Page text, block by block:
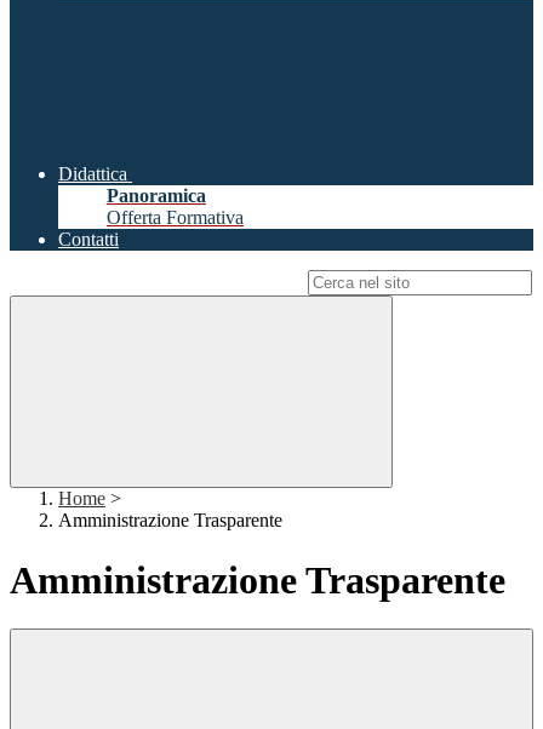
Didattica
Panoramica
Offerta Formativa
Contatti
Home >
Amministrazione Trasparente
Amministrazione Trasparente